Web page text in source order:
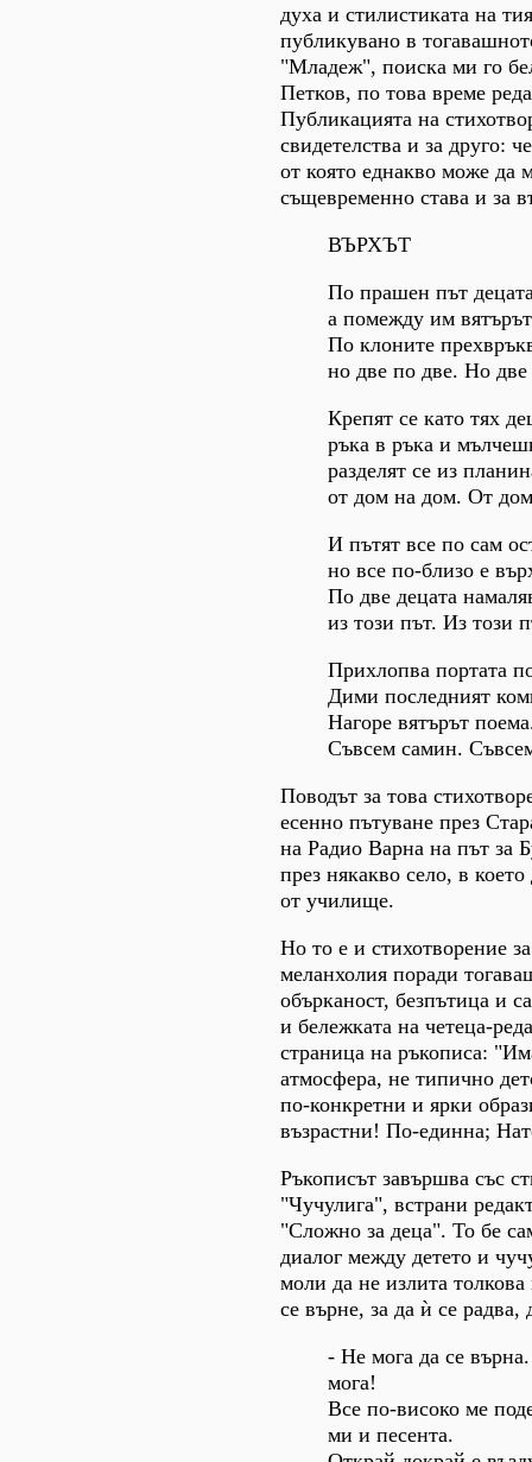
духа и стилистиката на
публикувано в
"Младеж", поиска ми го
Петков, по това време
Публикацията на
свидетелства и за друго:
от която еднакво може да
същевременно става и за
ВЪРХЪТ
По прашен път
а помежду им
По клоните
но две по две. Но
Крепят се като тях
ръка в ръка и
разделят се из
от дом на дом. От
И пътят все по сам
но все по-близо е
По две децата
из този път. Из този
Прихлопва портата
Дими последният
Нагоре вятърът
Съвсем самин.
Поводът за това
есенно пътуване през
на Радио Варна на път за
през някакво село, в
от училище.
Но то е и стихотворение
меланхолия поради
обърканост, безпътица и
и бележката на четеца-
страница на ръкописа:
атмосфера, не типично
по-конкретни и ярки
възрастни! По-единна;
Ръкописът завършва със
"Чучулига", встрани
"Сложно за деца". То бе
диалог между детето и
моли да не излита
се върне, за да ѝ се радва,
- Не мога да се
мога!
Все по-високо ме
ми и песента.